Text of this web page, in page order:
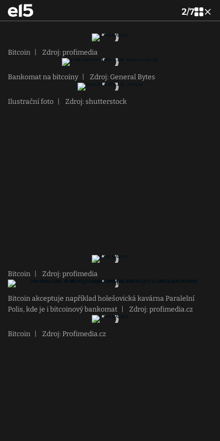
2/7
Bitcoin Zdroj: profimedia
Bankomat na bitcoiny Zdroj: General Bytes
Ilustrační foto Zdroj: shutterstock
Bitcoin Zdroj: profimedia
Bitcoin akceptuje například holešovická kavárna Paralelní
Polis, kde je i bitcoinový bankomat
Zdroj: profimedia.cz
Bitcoin Zdroj: Profimedia.cz